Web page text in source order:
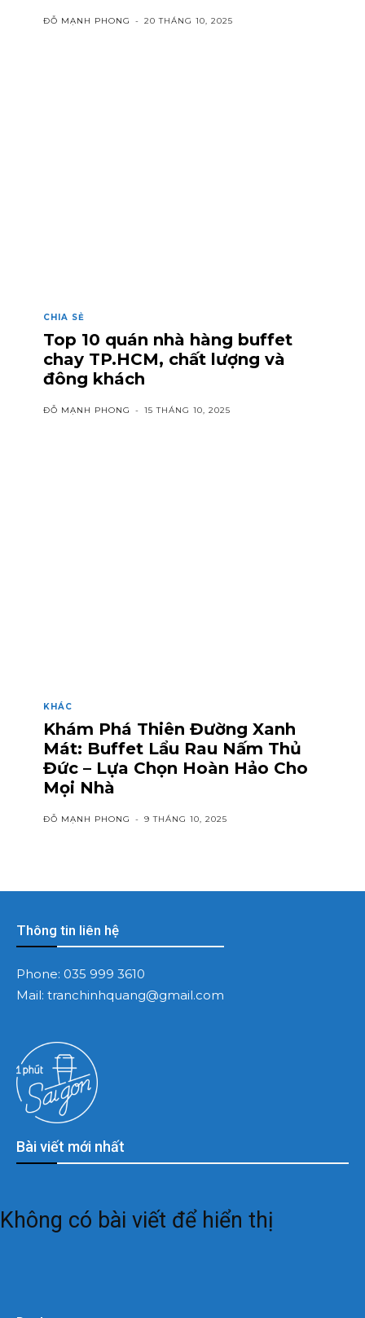
ĐỖ MẠNH PHONG - 20 THÁNG 10, 2025
CHIA SẺ
Top 10 quán nhà hàng buffet
chay TP.HCM, chất lượng và
đông khách
ĐỖ MẠNH PHONG - 15 THÁNG 10, 2025
KHÁC
Khám Phá Thiên Đường Xanh
Mát: Buffet Lẩu Rau Nấm Thủ
Đức – Lựa Chọn Hoàn Hảo Cho
Mọi Nhà
ĐỖ MẠNH PHONG - 9 THÁNG 10, 2025
Bài viết mới nhất
Không có bài viết để hiển thị
Thông tin liên hệ
Phone: 035 999 3610
Mail: tranchinhquang@gmail.com